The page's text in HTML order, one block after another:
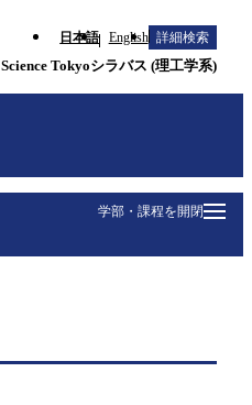
日本語 English 詳細検索
Science Tokyoシラバス (理工学系)
学部・課程を開閉